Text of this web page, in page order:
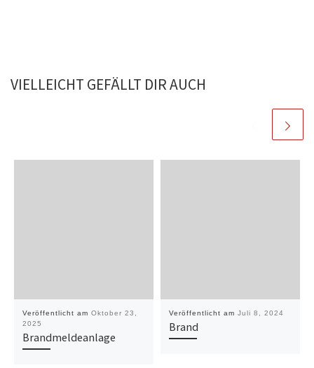
VIELLEICHT GEFÄLLT DIR AUCH
Veröffentlicht am Oktober 23,
2025
Brandmeldeanlage
Veröffentlicht am Juli 8, 2024
Brand